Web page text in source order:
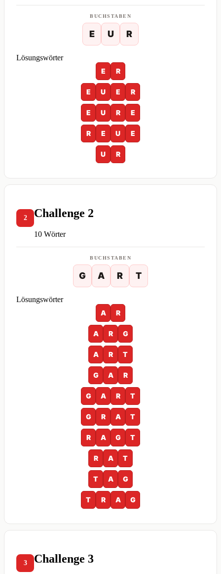
BUCHSTABEN
E U R
Lösungswörter
E
R
E U E R
E U R E
R E U E
U R
2 Challenge 2
10 Wörter
BUCHSTABEN
G A R T
Lösungswörter
A
R
A R G
A R T
G A R
G A R T
G R A T
R A G T
R A T
T A G
T R A G
3 Challenge 3